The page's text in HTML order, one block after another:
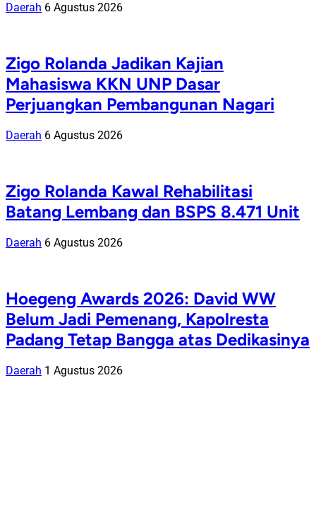
Daerah 6 Agustus 2026
Zigo Rolanda Jadikan Kajian
Mahasiswa KKN UNP Dasar
Perjuangkan Pembangunan Nagari
Daerah 6 Agustus 2026
Zigo Rolanda Kawal Rehabilitasi
Batang Lembang dan BSPS 8.471 Unit
Daerah 6 Agustus 2026
Hoegeng Awards 2026: David WW
Belum Jadi Pemenang, Kapolresta
Padang Tetap Bangga atas Dedikasinya
Daerah 1 Agustus 2026